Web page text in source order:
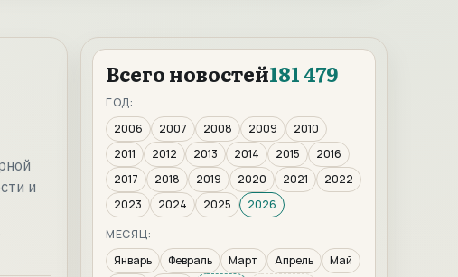
и
Всего новостей181 479
ГОД:
2006
2007 2008 2009
2010
2011
2012 2013 2014 2015
2016
2017
2018 2019 2020 2021
2022
2023
2024 2025
2026
МЕСЯЦ:
Январь
Февраль Март Апрель
Май